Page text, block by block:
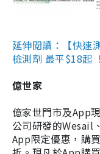
延伸閱讀：【快速
檢測劑 最平$18起
億世家
億家世門市及App
公司研發的Wesail
App限定優惠，購